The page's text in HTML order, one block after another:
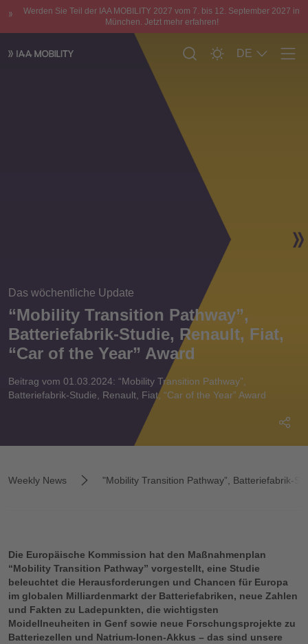
Werden Sie Teil der IAA MOBILITY 2027 vom 7. bis 12. September 2027 in
München. Jetzt mehr erfahren!
DE
Das wöchentliche Update
“Mobility Transition Pathway”,
Batteriefabrik-Studie, Renault, Fiat,
“Car of the Year” Award
Beitrag vom 01.03.2024: “Mobility Transition Pathway”,
Batteriefabrik-Studie, Renault, Fiat, “Car of the Year” Award
Weekly News "Mobility Transition Pathway”, Batteriefabrik-
Die Europäische Kommission hat den Maßnahmenplan
“Mobility Transition Pathway” vorgestellt, eine Studie
beleuchtet die Herausforderungen und Chancen für Europa
im globalen Milliardenmarkt der Batteriefabriken, neue Zahlen
und Fakten zu Ladepunkten, die wichtigsten
Moidellneuheiten in Genf sowie neue Forschungsprojekte zu
Batteriezellen und Natrium-Ionen-Akkus – das sind unsere